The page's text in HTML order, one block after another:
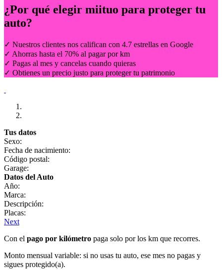
¿Por qué elegir miituo para proteger tu
auto?
✓ Nuestros clientes nos califican con 4.7 estrellas en Google
✓ Ahorras hasta el 70% al pagar por km
✓ Pagas al mes y cancelas cuando quieras
✓ Obtienes un precio justo para proteger tu patrimonio
Tus datos
Sexo:
Fecha de nacimiento:
Código postal:
Garage:
Datos del Auto
Año:
Marca:
Descripción:
Placas:
Next
Con el pago por kilómetro paga solo por los km que recorres.
Monto mensual variable: si no usas tu auto, ese mes no pagas y
sigues protegido(a).